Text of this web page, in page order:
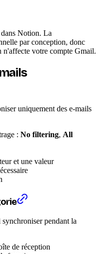
dans Notion. La
par conception, donc
n'affecte votre compte Gmail.
uniquement des e-mails
: No filtering, All
et une valeur
pendant la
de réception